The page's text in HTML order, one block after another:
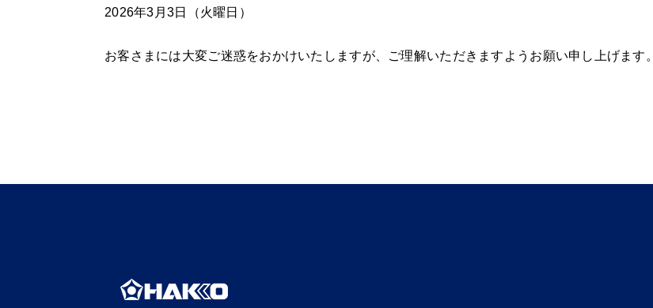
2026年3月3日（火曜日）
お客さまには大変ご迷惑をおかけいたしますが、ご理解いただきますようお願い申し上げます。